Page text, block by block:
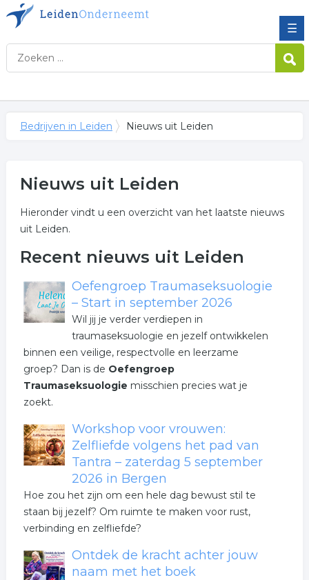
☰
Bedrijven in Leiden Nieuws uit Leiden
Nieuws uit Leiden
Hieronder vindt u een overzicht van het laatste nieuws
uit Leiden.
Recent nieuws uit Leiden
Oefengroep Traumaseksuologie
– Start in september 2026
Wil jij je verder verdiepen in
traumaseksuologie en jezelf ontwikkelen
binnen een veilige, respectvolle en leerzame
groep? Dan is de Oefengroep
Traumaseksuologie misschien precies wat je
zoekt.
Workshop voor vrouwen:
Zelfliefde volgens het pad van
Tantra – zaterdag 5 september
2026 in Bergen
Hoe zou het zijn om een hele dag bewust stil te
staan bij jezelf? Om ruimte te maken voor rust,
verbinding en zelfliefde?
Ontdek de kracht achter jouw
naam met het boek